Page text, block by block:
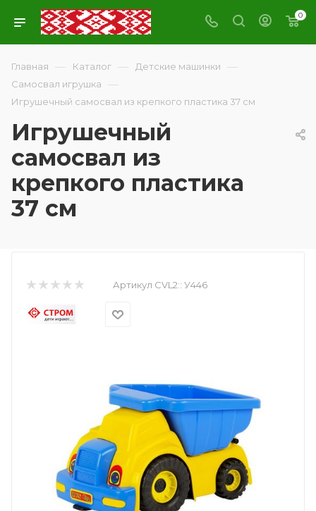
0
Главная — Каталог — Детские машинки —
Самосвал игрушка —
Игрушечный самосвал из крепкого пластика 37 см
Игрушечный
самосвал из
крепкого пластика
37 см
Артикул CVL2:: У446